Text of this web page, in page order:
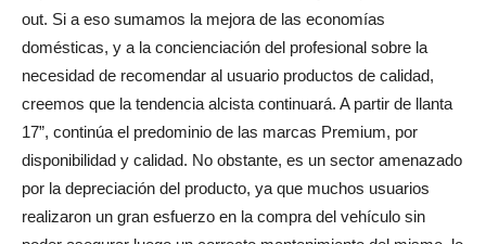
out. Si a eso sumamos la mejora de las economías
domésticas, y a la concienciación del profesional sobre la
necesidad de recomendar al usuario productos de calidad,
creemos que la tendencia alcista continuará. A partir de llanta
17”, continúa el predominio de las marcas Premium, por
disponibilidad y calidad. No obstante, es un sector amenazado
por la depreciación del producto, ya que muchos usuarios
realizaron un gran esfuerzo en la compra del vehículo sin